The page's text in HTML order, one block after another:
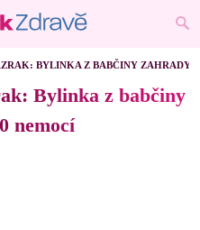
BYLINKA Z BABČINY ZAHRADY
Bylinka z babčiny
nemocí